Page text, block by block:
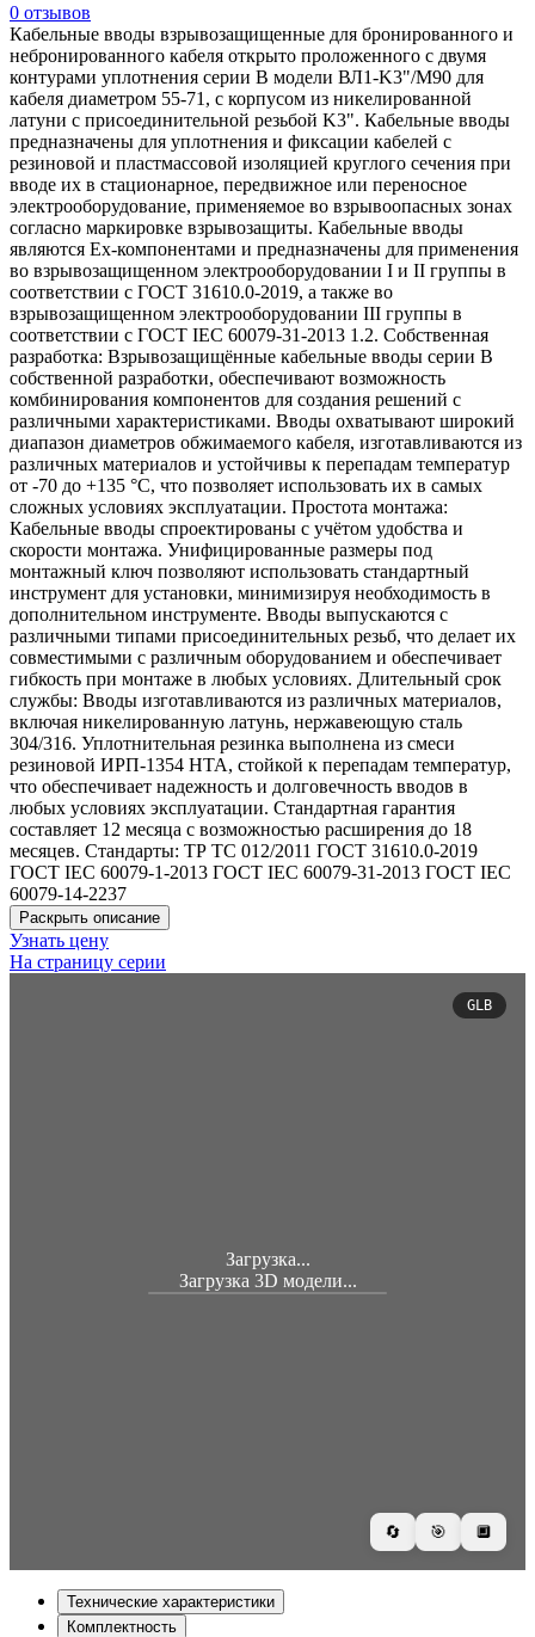
0 отзывов
Кабельные вводы взрывозащищенные для бронированного и
небронированного кабеля открыто проложенного с двумя
контурами уплотнения серии В модели ВЛ1-K3"/М90 для
кабеля диаметром 55-71, с корпусом из никелированной
латуни с присоединительной резьбой K3". Кабельные вводы
предназначены для уплотнения и фиксации кабелей с
резиновой и пластмассовой изоляцией круглого сечения при
вводе их в стационарное, передвижное или переносное
электрооборудование, применяемое во взрывоопасных зонах
согласно маркировке взрывозащиты. Кабельные вводы
являются Ех-компонентами и предназначены для применения
во взрывозащищенном электрооборудовании I и II группы в
соответствии с ГОСТ 31610.0-2019, а также во
взрывозащищенном электрооборудовании III группы в
соответствии с ГОСТ IEC 60079-31-2013 1.2. Собственная
разработка: Взрывозащищённые кабельные вводы серии В
собственной разработки, обеспечивают возможность
комбинирования компонентов для создания решений с
различными характеристиками. Вводы охватывают широкий
диапазон диаметров обжимаемого кабеля, изготавливаются из
различных материалов и устойчивы к перепадам температур
от -70 до +135 °C, что позволяет использовать их в самых
сложных условиях эксплуатации. Простота монтажа:
Кабельные вводы спроектированы с учётом удобства и
скорости монтажа. Унифицированные размеры под
монтажный ключ позволяют использовать стандартный
инструмент для установки, минимизируя необходимость в
дополнительном инструменте. Вводы выпускаются с
различными типами присоединительных резьб, что делает их
совместимыми с различным оборудованием и обеспечивает
гибкость при монтаже в любых условиях. Длительный срок
службы: Вводы изготавливаются из различных материалов,
включая никелированную латунь, нержавеющую сталь
304/316. Уплотнительная резинка выполнена из смеси
резиновой ИРП-1354 НТА, стойкой к перепадам температур,
что обеспечивает надежность и долговечность вводов в
любых условиях эксплуатации. Стандартная гарантия
составляет 12 месяца с возможностью расширения до 18
месяцев. Стандарты: ТР ТС 012/2011 ГОСТ 31610.0-2019
ГОСТ IEC 60079-1-2013 ГОСТ IEC 60079-31-2013 ГОСТ IEC
60079-14-2237
Раскрыть описание
Узнать цену
На страницу серии
Загрузка...
Загрузка 3D модели...
🔄 🎯 🔲
GLB
Технические характеристики
Комплектность